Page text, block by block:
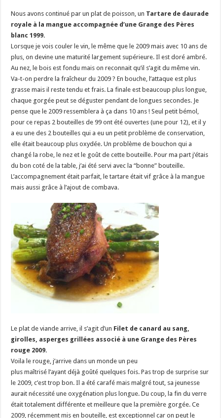
Nous avons continué par un plat de poisson, un Tartare de daurade
royale à la mangue accompagnée d’une Grange des Pères
blanc 1999.
Lorsque je vois couler le vin, le même que le 2009 mais avec 10 ans de
plus, on devine une maturité largement supérieure. Il est doré ambré.
Au nez, le bois est fondu mais on reconnait qu’il s’agit du même vin.
Va-t-on perdre la fraîcheur du 2009 ? En bouche, l’attaque est plus
grasse mais il reste tendu et frais. La finale est beaucoup plus longue,
chaque gorgée peut se déguster pendant de longues secondes. Je
pense que le 2009 ressemblera à ça dans 10 ans ! Seul petit bémol,
pour ce repas 2 bouteilles de 99 ont été ouvertes (une pour 12), et il y
a eu une des 2 bouteilles qui a eu un petit problème de conservation,
elle était beaucoup plus oxydée. Un problème de bouchon qui a
changé la robe, le nez et le goût de cette bouteille. Pour ma part j’étais
du bon coté de la table, j’ai été servi avec la “bonne” bouteille.
L’accompagnement était parfait, le tartare était vif grâce à la mangue
mais aussi grâce à l’ajout de combava.
Le plat de viande arrive, il s’agit d’un Filet de canard au sang,
girolles, asperges grillées associé à une Grange des Pères
rouge 2009.
Voila le rouge, j’arrive dans un monde un peu
plus maîtrisé l’ayant déjà goûté quelques fois. Pas trop de surprise sur
le 2009, c’est trop bon. Il a été carafé mais malgré tout, sa jeunesse
aurait nécessité une oxygénation plus longue. Du coup, la fin du verre
était totalement différente et meilleure que la première gorgée. Ce
2009, récemment mis en bouteille, est exceptionnel car on peut le